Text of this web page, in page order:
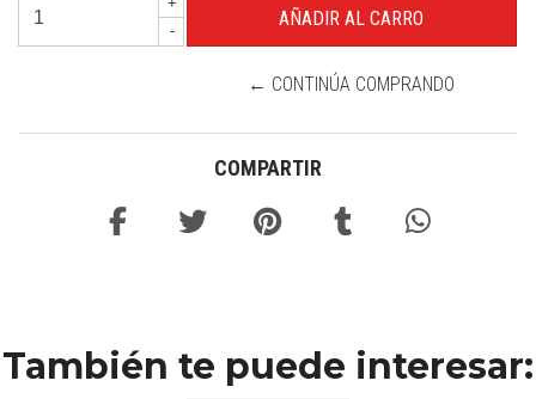
-
← CONTINÚA COMPRANDO
COMPARTIR
También te puede interesar: